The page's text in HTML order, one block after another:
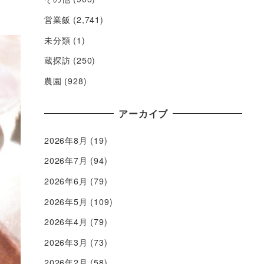
営業飯 (2,741)
未分類 (1)
蔵探訪 (250)
農園 (928)
アーカイブ
2026年8月 (19)
2026年7月 (94)
2026年6月 (79)
2026年5月 (109)
2026年4月 (79)
2026年3月 (73)